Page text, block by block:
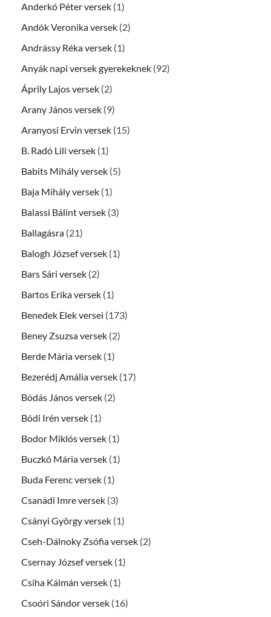
Anderkó Péter versek (1)
Andók Veronika versek (2)
Andrássy Réka versek (1)
Anyák napi versek gyerekeknek (92)
Áprily Lajos versek (2)
Arany János versek (9)
Aranyosi Ervin versek (15)
B. Radó Lili versek (1)
Babits Mihály versek (5)
Baja Mihály versek (1)
Balassi Bálint versek (3)
Ballagásra (21)
Balogh József versek (1)
Bars Sári versek (2)
Bartos Erika versek (1)
Benedek Elek versei (173)
Beney Zsuzsa versek (2)
Berde Mária versek (1)
Bezerédj Amália versek (17)
Bódás János versek (2)
Bódi Irén versek (1)
Bodor Miklós versek (1)
Buczkó Mária versek (1)
Buda Ferenc versek (1)
Csanádi Imre versek (3)
Csányi György versek (1)
Cseh-Dálnoky Zsófia versek (2)
Csernay József versek (1)
Csiha Kálmán versek (1)
Csoóri Sándor versek (16)